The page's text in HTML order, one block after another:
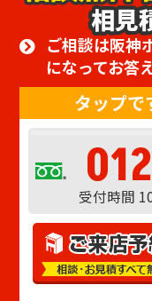
相見
ご相談は阪神
になってお答
タップで
受付時間